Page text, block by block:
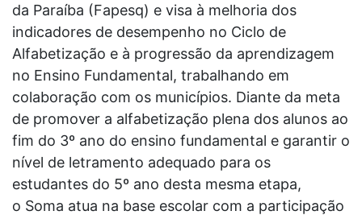
da Paraíba (Fapesq) e visa à melhoria dos
indicadores de desempenho no Ciclo de
Alfabetização e à progressão da aprendizagem
no Ensino Fundamental, trabalhando em
colaboração com os municípios. Diante da meta
de promover a alfabetização plena dos alunos ao
fim do 3º ano do ensino fundamental e garantir o
nível de letramento adequado para os
estudantes do 5º ano desta mesma etapa,
o Soma atua na base escolar com a participação